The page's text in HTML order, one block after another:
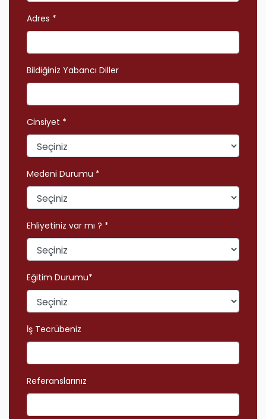
Adres *
Bildiğiniz Yabancı Diller
Cinsiyet *
Medeni Durumu *
Ehliyetiniz var mı ? *
Eğitim Durumu*
İş Tecrübeniz
Referanslarınız